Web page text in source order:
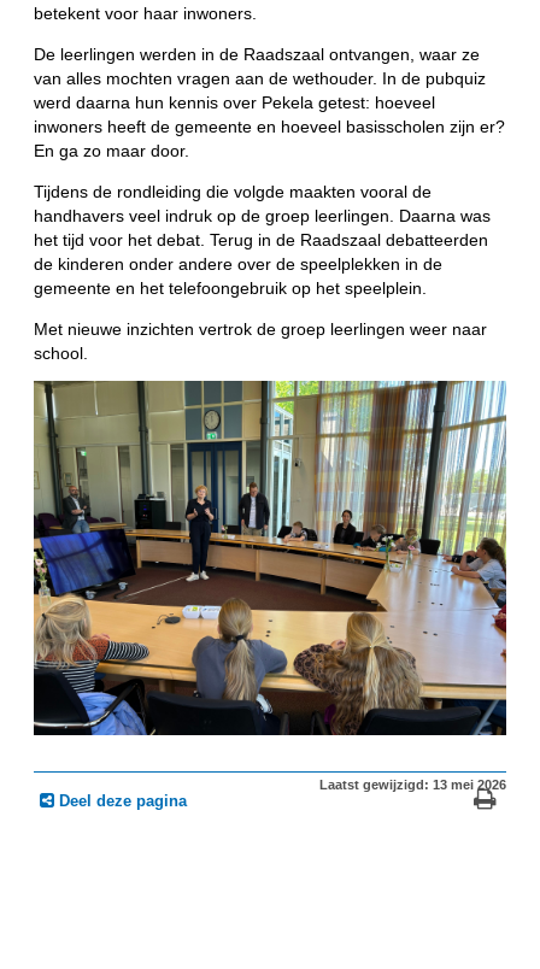
betekent voor haar inwoners.
De leerlingen werden in de Raadszaal ontvangen, waar ze
van alles mochten vragen aan de wethouder. In de pubquiz
werd daarna hun kennis over Pekela getest: hoeveel
inwoners heeft de gemeente en hoeveel basisscholen zijn er?
En ga zo maar door.
Tijdens de rondleiding die volgde maakten vooral de
handhavers veel indruk op de groep leerlingen. Daarna was
het tijd voor het debat. Terug in de Raadszaal debatteerden
de kinderen onder andere over de speelplekken in de
gemeente en het telefoongebruik op het speelplein.
Met nieuwe inzichten vertrok de groep leerlingen weer naar
school.
Deel deze pagina
Laatst gewijzigd: 13 mei 2026